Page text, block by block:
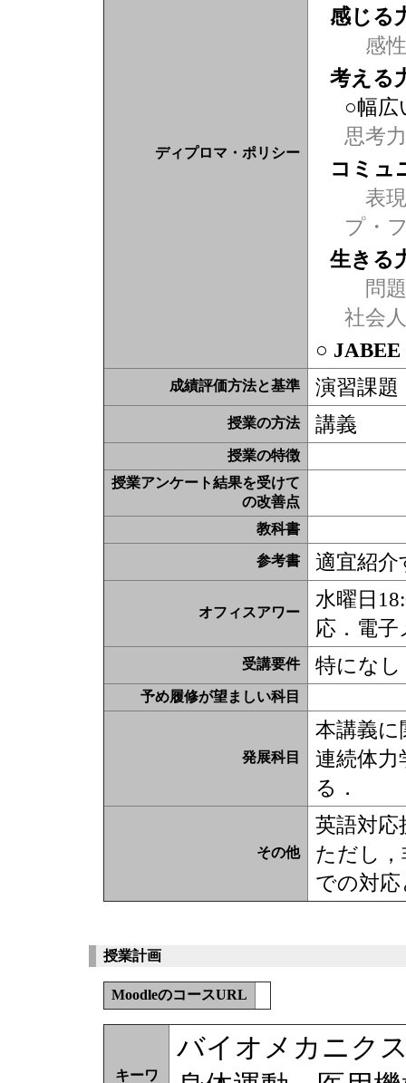
ディプロマ・ポリシー
感じる
感性
考える
○幅広
思考力
コミュ
表現
プ・
生きる
問題
社会
○
成績評価方法と基準 演習課題
授業の方法 講義
授業の特徴
授業アンケート結果を受けて
の改善点
教科書
参考書 適宜紹介
オフィスアワー
水曜日
応．電
受講要件 特になし
予め履修が望ましい科目
発展科目
本講義に
連続体力
る．
その他
英語対応
ただし
での対
授業計画
MoodleのコースURL
キーワ
バイオメカニク